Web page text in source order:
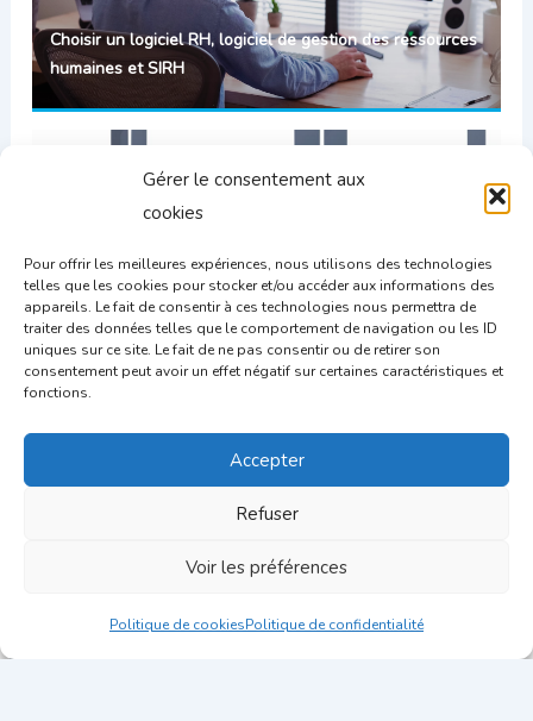
Gérer le consentement aux
cookies
Pour offrir les meilleures expériences, nous utilisons des technologies
telles que les cookies pour stocker et/ou accéder aux informations des
appareils. Le fait de consentir à ces technologies nous permettra de
traiter des données telles que le comportement de navigation ou les ID
uniques sur ce site. Le fait de ne pas consentir ou de retirer son
consentement peut avoir un effet négatif sur certaines caractéristiques et
fonctions.
Accepter
Refuser
Voir les préférences
Politique de cookiesPolitique de confidentialité
Choisir un logiciel RH, logiciel de gestion des ressources
humaines et SIRH
Intégration d’un ATS et avec des outils de
Copyright © 2026 Blog Candidatus | Fait avec Candidatus